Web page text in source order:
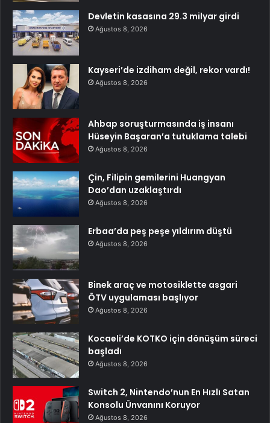
Devletin kasasına 29.3 milyar girdi
Ağustos 8, 2026
Kayseri’de izdiham değil, rekor vardı!
Ağustos 8, 2026
Ahbap soruşturmasında iş insanı
Hüseyin Başaran’a tutuklama talebi
Ağustos 8, 2026
Çin, Filipin gemilerini Huangyan
Dao’dan uzaklaştırdı
Ağustos 8, 2026
Erbaa’da peş peşe yıldırım düştü
Ağustos 8, 2026
Binek araç ve motosiklette asgari
ÖTV uygulaması başlıyor
Ağustos 8, 2026
Kocaeli’de KOTKO için dönüşüm süreci
başladı
Ağustos 8, 2026
Switch 2, Nintendo’nun En Hızlı Satan
Konsolu Ünvanını Koruyor
Ağustos 8, 2026